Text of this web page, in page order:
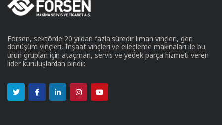
Forsen, sektörde 20 yıldan fazla süredir liman vinçleri, geri
dönüşüm vinçleri, İnşaat vinçleri ve elleçleme makinaları ile bu
ürün grupları için ataçman, servis ve yedek parça hizmeti veren
lider kuruluşlardan biridir.